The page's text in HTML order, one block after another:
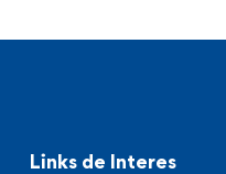
Links de Interes